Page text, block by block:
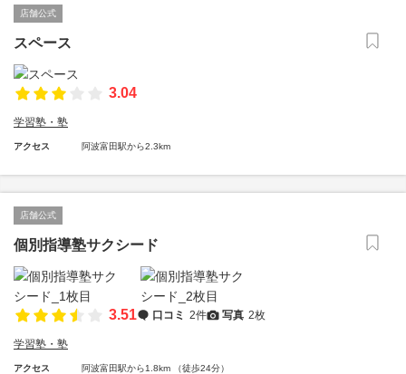
店舗公式
スペース
3.04
学習塾・塾
アクセス 阿波富田駅から2.3km
店舗公式
個別指導塾サクシード
3.51 口コミ 2件 写真 2枚
学習塾・塾
アクセス 阿波富田駅から1.8km （徒歩24分）